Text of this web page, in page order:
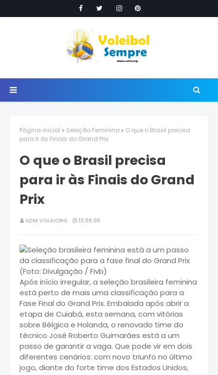
Página inicial Seleção Feminina
O que o Brasil precisa
para ir às Finais do Grand Prix
O que o Brasil precisa
para ir às Finais do Grand
Prix
ADM VOLEIORG 13:06:00
Após início irregular, a seleção brasileira feminina
está perto de mais uma classificação para a
Fase Final do Grand Prix. Embalada após abrir a
etapa de Cuiabá, esta semana, com vitórias
sobre Bélgica e Holanda, o renovado time do
técnico José Roberto Guimarães está a um
passo de garantir a vaga. Que pode vir em dois
diferentes cenários: com novo triunfo no último
jogo, diante do forte time dos Estados Unidos,